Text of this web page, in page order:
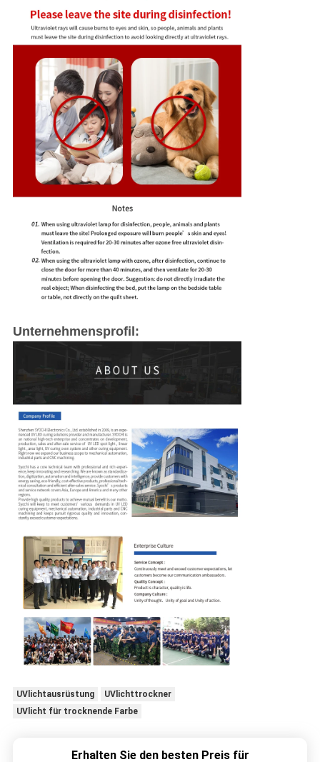
Unternehmensprofil:
UVlichtausrüstung
UVlichttrockner
UVlicht für trocknende Farbe
Erhalten Sie den besten Preis für